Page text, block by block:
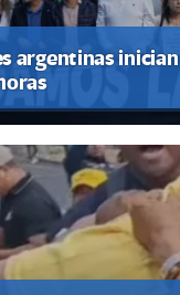
argentinas inician